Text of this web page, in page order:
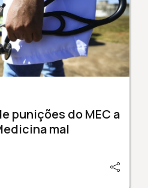
punições do MEC a
mal